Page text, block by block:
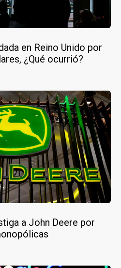
en Reino Unido por
¿Qué ocurrió?
a John Deere por